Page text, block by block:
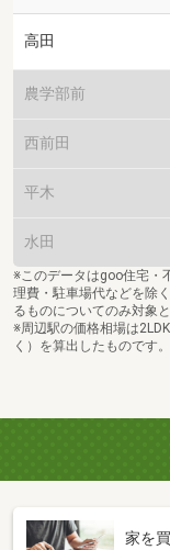
高田
農学部前
西前田
平木
水田
※このデータはgoo住宅・
理費・駐車場代などを除
るものについてのみ対象と
※周辺駅の価格相場は
く）を算出したものです。
家を